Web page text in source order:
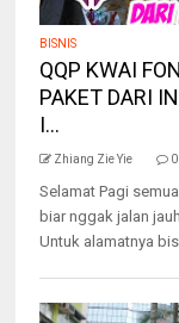
BISNIS
QQP KWAI
PAKET DARI
I...
Zhiang Zie Yie 0
Selamat Pagi
biar nggak jalan
Untuk alamatnya